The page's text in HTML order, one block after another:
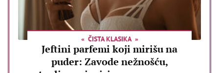
ČISTA KLASIKA
Jeftini parfemi koji mirišu na
puder: Zavode nežnošću,